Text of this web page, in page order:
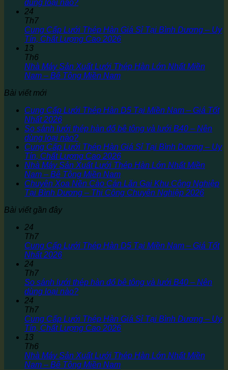
dùng loại nào?
24
Th7
Cung Cấp Lưới Thép Hàn Giá Sỉ Tại Bình Dương – Uy
Tín, Chất Lượng Cao 2026
13
Th6
Nhà Máy Sản Xuất Lưới Thép Hàn Lớn Nhất Miền
Nam – Bê Tông Miền Nam
Bài viết mới
Cung Cấp Lưới Thép Hàn D5 Tại Miền Nam – Giá Tốt
Nhất 2026
So sánh lưới thép hàn đổ bê tông và lưới B40 – Nên
dùng loại nào?
Cung Cấp Lưới Thép Hàn Giá Sỉ Tại Bình Dương – Uy
Tín, Chất Lượng Cao 2026
Nhà Máy Sản Xuất Lưới Thép Hàn Lớn Nhất Miền
Nam – Bê Tông Miền Nam
Chuyên Xoa Nền Cào Cán Lăn Gai Khu Công Nghiệp
Tại Bình Dương – Thi Công Chuyên Nghiệp 2026
Bài viết gần đây
24
Th7
Cung Cấp Lưới Thép Hàn D5 Tại Miền Nam – Giá Tốt
Nhất 2026
24
Th7
So sánh lưới thép hàn đổ bê tông và lưới B40 – Nên
dùng loại nào?
24
Th7
Cung Cấp Lưới Thép Hàn Giá Sỉ Tại Bình Dương – Uy
Tín, Chất Lượng Cao 2026
13
Th6
Nhà Máy Sản Xuất Lưới Thép Hàn Lớn Nhất Miền
Nam – Bê Tông Miền Nam